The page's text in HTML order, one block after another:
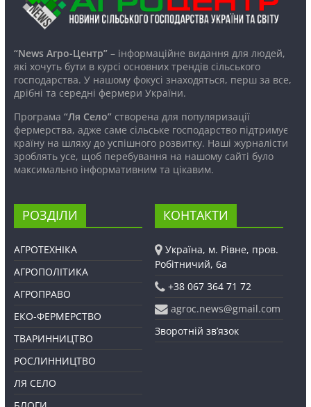
“News Агро-Центр”– інформаційне видання для людей,
які хочуть бути в курсі основних трендів сільського
господарства. У нашому фокусі знаходяться, перш за все,
дрібні та середні фермери України.
Програма “Ля Село”створена для популяризації
фермерства, адже саме сільське господарство підтримує
країну на шляху до успішного розвитку. Наші журналісти
зроблять усе, щоб перебування на нашому сайті було
максимально інформативним та цікавим.
РОЗДІЛИ
АГРОТЕХНІКА
АГРОПОЛІТИКА
АГРОПРАВО
ЕКО-ФЕРМЕРСТВО
ТВАРИННИЦТВО
РОСЛИННИЦТВО
ЛЯ СЕЛО
КОНТАКТИ
Україна, м. Рівне, пров.
Робітничий, 6а
+38 067 364 71 72
agroc.news@gmail.com
Зворотній зв’язок